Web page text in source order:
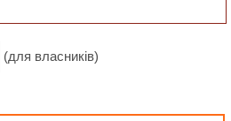
(для власників)